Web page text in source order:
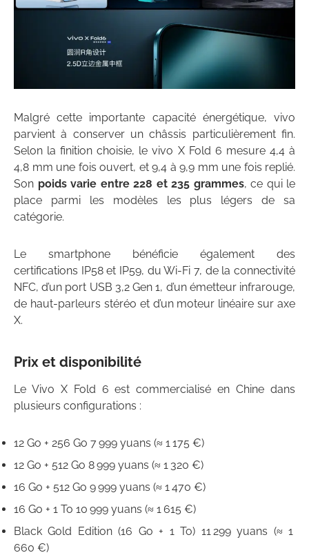
Malgré cette importante capacité énergétique, vivo
parvient à conserver un châssis particulièrement fin.
Selon la finition choisie, le vivo X Fold 6 mesure 4,4 à
4,8 mm une fois ouvert, et 9,4 à 9,9 mm une fois replié.
Son poids varie entre 228 et 235 grammes, ce qui le
place parmi les modèles les plus légers de sa
catégorie.
Le smartphone bénéficie également des
certifications IP58 et IP59, du Wi-Fi 7, de la connectivité
NFC, d’un port USB 3,2 Gen 1, d’un émetteur infrarouge,
de haut-parleurs stéréo et d’un moteur linéaire sur axe
X.
Prix et disponibilité
Le Vivo X Fold 6 est commercialisé en Chine dans
plusieurs configurations :
12 Go + 256 Go 7 999 yuans (≈ 1 175 €)
12 Go + 512 Go 8 999 yuans (≈ 1 320 €)
16 Go + 512 Go 9 999 yuans (≈ 1 470 €)
16 Go + 1 To 10 999 yuans (≈ 1 615 €)
Black Gold Edition (16 Go + 1 To) 11 299 yuans (≈ 1
660 €)